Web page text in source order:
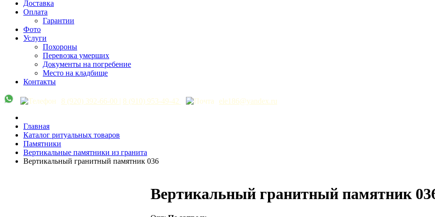
Доставка
Оплата
Гарантии
Фото
Услуги
Похороны
Перевозка умерших
Документы на погребение
Место на кладбище
Контакты
8 (920) 392-66-00 | 8 (910) 953-49-42 ele186@yandex.ru
Главная
Каталог ритуальных товаров
Памятники
Вертикальные памятники из гранита
Вертикальный гранитный памятник 036
Вертикальный гранитный памятник